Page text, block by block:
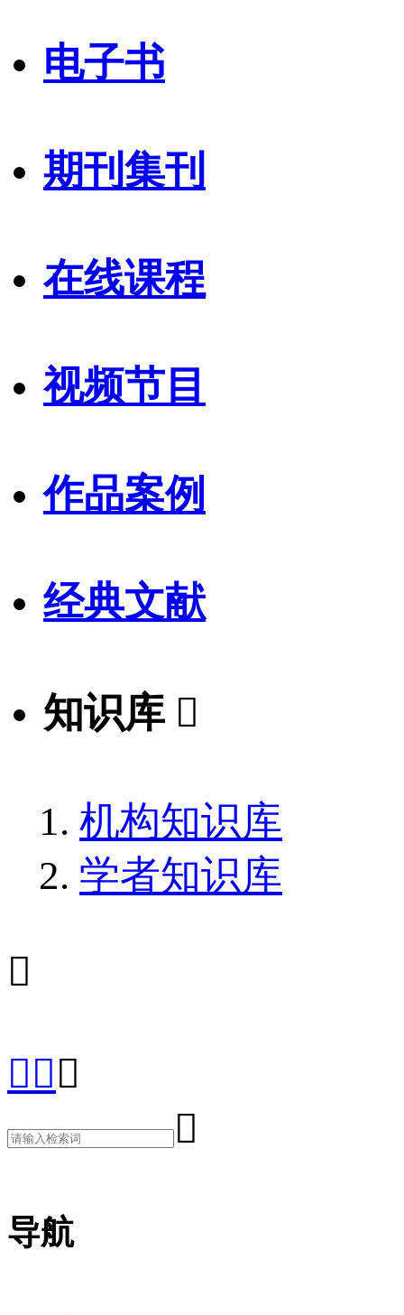
电子书
期刊集刊
在线课程
视频节目
作品案例
经典文献
知识库 
机构知识库
学者知识库



导航